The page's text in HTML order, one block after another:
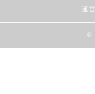
運
©